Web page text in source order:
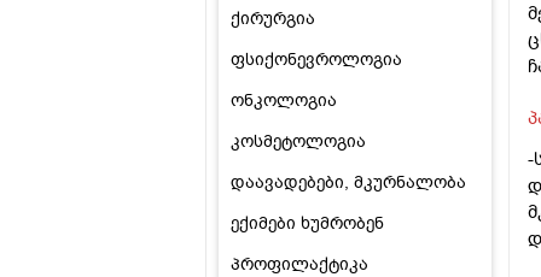
ქირურგია
ფსიქონევროლოგია
ონკოლოგია
კოსმეტოლოგია
დაავადებები, მკურნალობა
ექიმები ხუმრობენ
პროფილაქტიკა
-